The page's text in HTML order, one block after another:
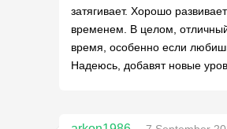
затягивает. Хорошо
временем. В целом,
время, особенно если
Надеюсь, добавят новые